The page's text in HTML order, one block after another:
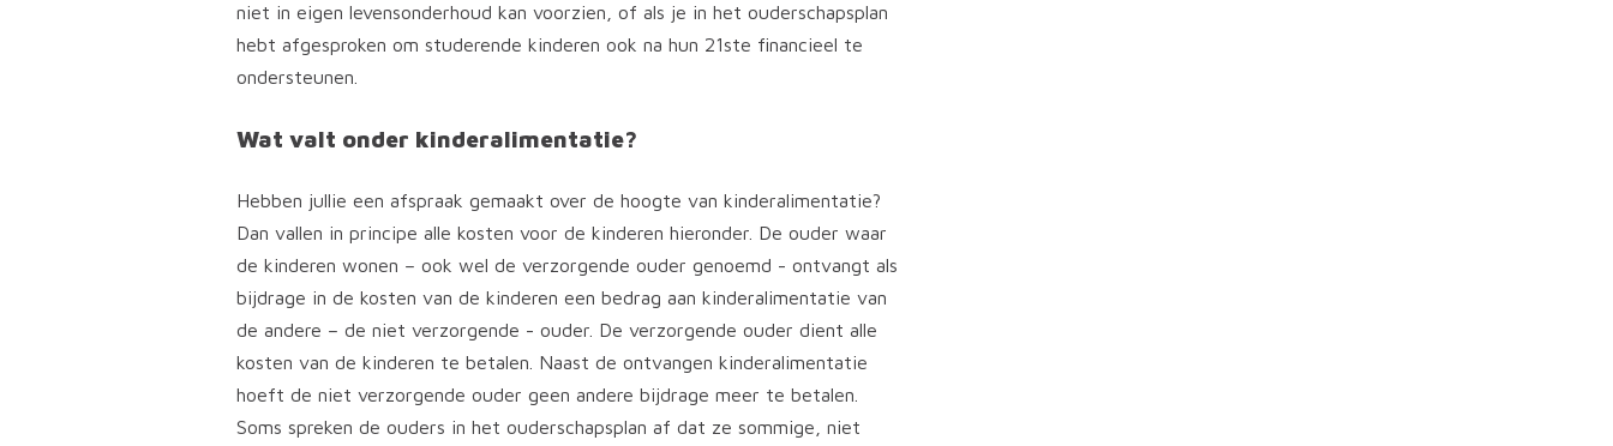
niet in eigen levensonderhoud kan voorzien, of als je in het ouderschapsplan
hebt afgesproken om studerende kinderen ook na hun 21ste financieel te
ondersteunen.
Wat valt onder kinderalimentatie?
Hebben jullie een afspraak gemaakt over de hoogte van kinderalimentatie?
Dan vallen in principe alle kosten voor de kinderen hieronder. De ouder waar
de kinderen wonen – ook wel de verzorgende ouder genoemd - ontvangt als
bijdrage in de kosten van de kinderen een bedrag aan kinderalimentatie van
de andere – de niet verzorgende - ouder. De verzorgende ouder dient alle
kosten van de kinderen te betalen. Naast de ontvangen kinderalimentatie
hoeft de niet verzorgende ouder geen andere bijdrage meer te betalen.
Soms spreken de ouders in het ouderschapsplan af dat ze sommige, niet